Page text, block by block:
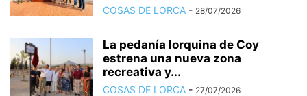
COSAS DE LORCA - 28/07/2026
La pedanía lorquina de Coy
estrena una nueva zona
recreativa y...
COSAS DE LORCA - 27/07/2026